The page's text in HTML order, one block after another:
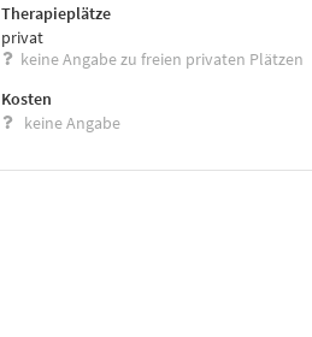
Therapieplätze
privat
keine Angabe zu freien privaten Plätzen
Kosten
keine Angabe